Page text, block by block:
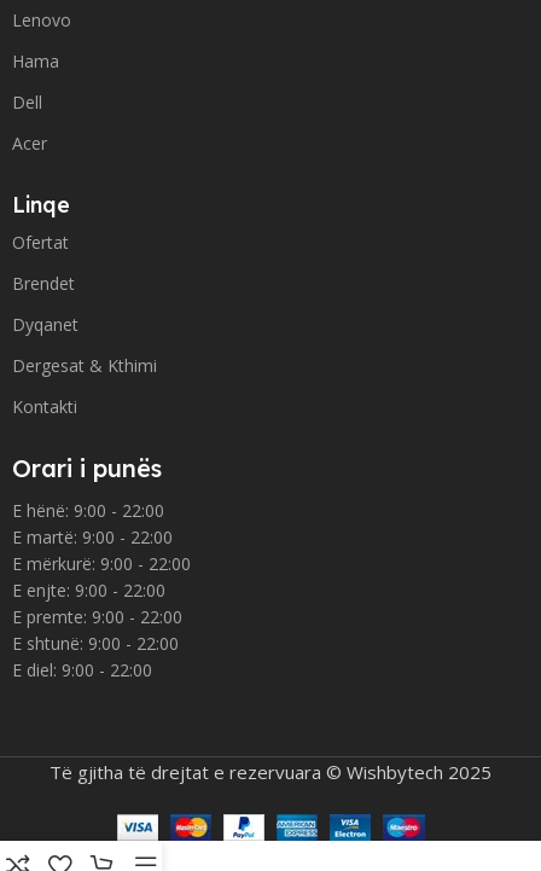
Lenovo
Hama
Dell
Acer
Linqe
Ofertat
Brendet
Dyqanet
Dergesat & Kthimi
Kontakti
Orari i punës
E hënë: 9:00 - 22:00
E martë: 9:00 - 22:00
E mërkurë: 9:00 - 22:00
E enjte: 9:00 - 22:00
E premte: 9:00 - 22:00
E shtunë: 9:00 - 22:00
E diel: 9:00 - 22:00
Të gjitha të drejtat e rezervuara © Wishbytech 2025